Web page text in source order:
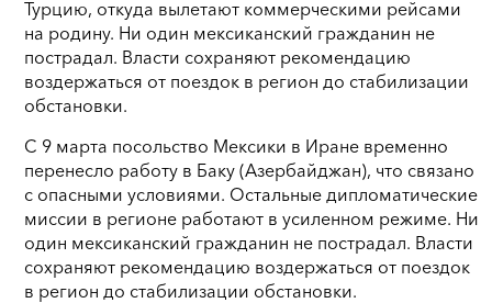
Турцию, откуда вылетают коммерческими рейсами
на родину. Ни один мексиканский гражданин не
пострадал. Власти сохраняют рекомендацию
воздержаться от поездок в регион до стабилизации
обстановки.
С 9 марта посольство Мексики в Иране временно
перенесло работу в Баку (Азербайджан), что связано
с опасными условиями. Остальные дипломатические
миссии в регионе работают в усиленном режиме. Ни
один мексиканский гражданин не пострадал. Власти
сохраняют рекомендацию воздержаться от поездок
в регион до стабилизации обстановки.